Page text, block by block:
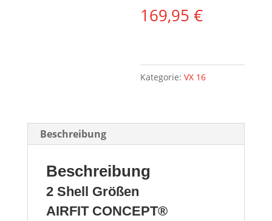
169,95€
Kategorie:VX 16
Beschreibung
Beschreibung
2 Shell Größen
AIRFIT CONCEPT®